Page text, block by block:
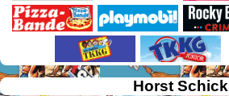
Horst Schick